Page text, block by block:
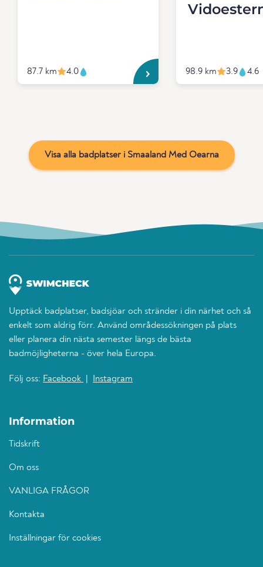
87.7 km 4.0 98.9 km 3.9 4.6
Visa alla badplatser i Smaaland Med Oearna
Upptäck badplatser, badsjöar och stränder i din närhet och så
enkelt som aldrig förr. Använd områdessökningen på plats
eller planera din nästa semester längs de bästa
badmöjligheterna - över hela Europa.
Följ oss: Facebook Instagram
Information
Tidskrift
Om oss
VANLIGA FRÅGOR
Kontakta
Inställningar för cookies